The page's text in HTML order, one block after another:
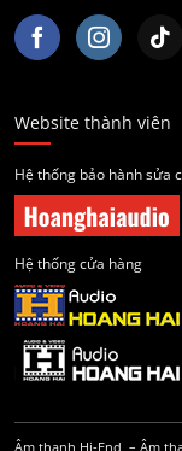
Website thành viên
Hệ thống bảo hành sửa
Hệ thống cửa hàng
Âm thanh Hi-End – Âm